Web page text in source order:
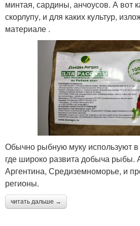
минтая, сардины, анчоусов. А вот
скорлупу, и для каких культур,
материале .
Обычно рыбную муку используют в
где широко развита добыча рыбы.
Аргентина, Средиземноморье, и
регионы.
читать дальше →